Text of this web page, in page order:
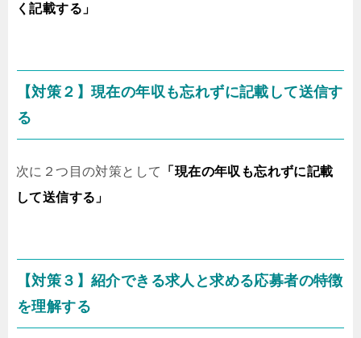
く記載する」
【対策２】現在の年収も忘れずに記載して送信す
る
次に２つ目の対策として
「現在の年収も忘れずに記載
して送信する」
【対策３】紹介できる求人と求める応募者の特徴
を理解する